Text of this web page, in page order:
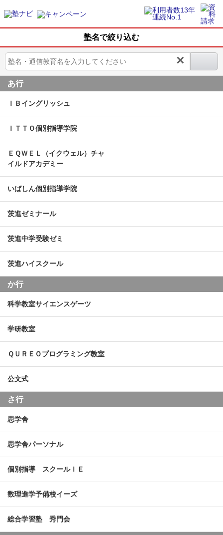
塾名で絞り込む
×
あ行
ＩＢイングリッシュ
ＩＴＴＯ個別指導学院
ＥＱＷＥＬ（イクウェル）チャ
イルドアカデミー
いばしん個別指導学院
茨進ゼミナール
茨進中学受験ゼミ
茨進ハイスクール
か行
科学教室サイエンスゲーツ
学研教室
ＱＵＲＥＯプログラミング教室
公文式
さ行
思学舎
思学舎パーソナル
個別指導 スクールＩＥ
数理進学予備校イーズ
総合学習塾 秀門会